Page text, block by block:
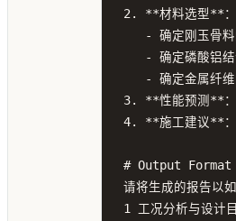
2. **材料选型**：
3. **性能预测**：
4. **施工建议**：
# Output Format
请将生成的报告以
1 工况分析与设计